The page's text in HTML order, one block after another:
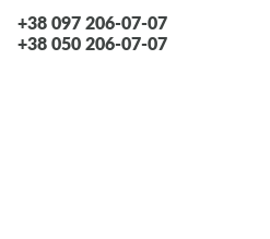
+38 097 206-07-07
+38 050 206-07-07